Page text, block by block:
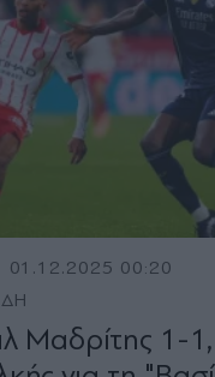
01.12.2025 00:20
Μαδρίτης 1-